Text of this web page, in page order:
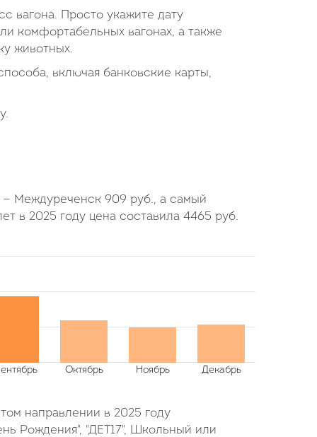
вагона. Просто укажите дату
комфортабельных вагонах, а также
животных.
включая банковские карты,
— Междуреченск 909 руб., а самый
в 2025 году цена составила 4465 руб.
направлении в 2025 году
Рождения", "ДЕТ17", Школьный или